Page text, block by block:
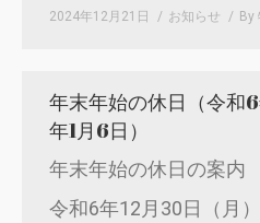
2024年12月21日 お知らせ By
年末年始の休日（令和
年1月6日）
年末年始の休日の案内
令和6年12月30日（月